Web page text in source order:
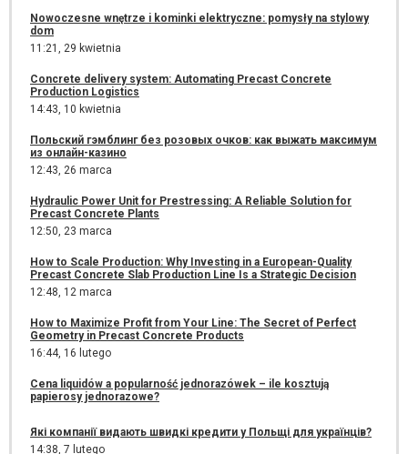
Nowoczesne wnętrze i kominki elektryczne: pomysły na stylowy
dom
11:21, 29 kwietnia
Concrete delivery system: Automating Precast Concrete
Production Logistics
14:43, 10 kwietnia
Польский гэмблинг без розовых очков: как выжать максимум
из онлайн-казино
12:43, 26 marca
Hydraulic Power Unit for Prestressing: A Reliable Solution for
Precast Concrete Plants
12:50, 23 marca
How to Scale Production: Why Investing in a European-Quality
Precast Concrete Slab Production Line Is a Strategic Decision
12:48, 12 marca
How to Maximize Profit from Your Line: The Secret of Perfect
Geometry in Precast Concrete Products
16:44, 16 lutego
Cena liquidów a popularność jednorazówek – ile kosztują
papierosy jednorazowe?
Які компанії видають швидкі кредити у Польщі для українців?
14:38, 7 lutego